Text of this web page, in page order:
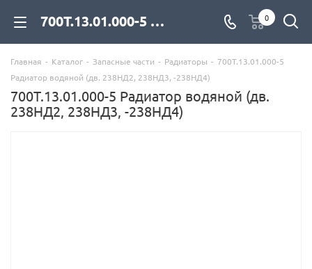
700Т.13.01.000-5 Радиатор водяной (дв. 238НД2, 238НД3, -238НД4) для дизельных двигателей купить со склада с доставкой по цене официального дилера - компания Дизель Экспорт 0
Главная - Каталог - Запасные части - Радиаторы - 700Т.13.01.000-5
Радиатор водяной (дв. 238НД2, 238НД3, -238НД4)
700Т.13.01.000-5 Радиатор водяной (дв.
238НД2, 238НД3, -238НД4)